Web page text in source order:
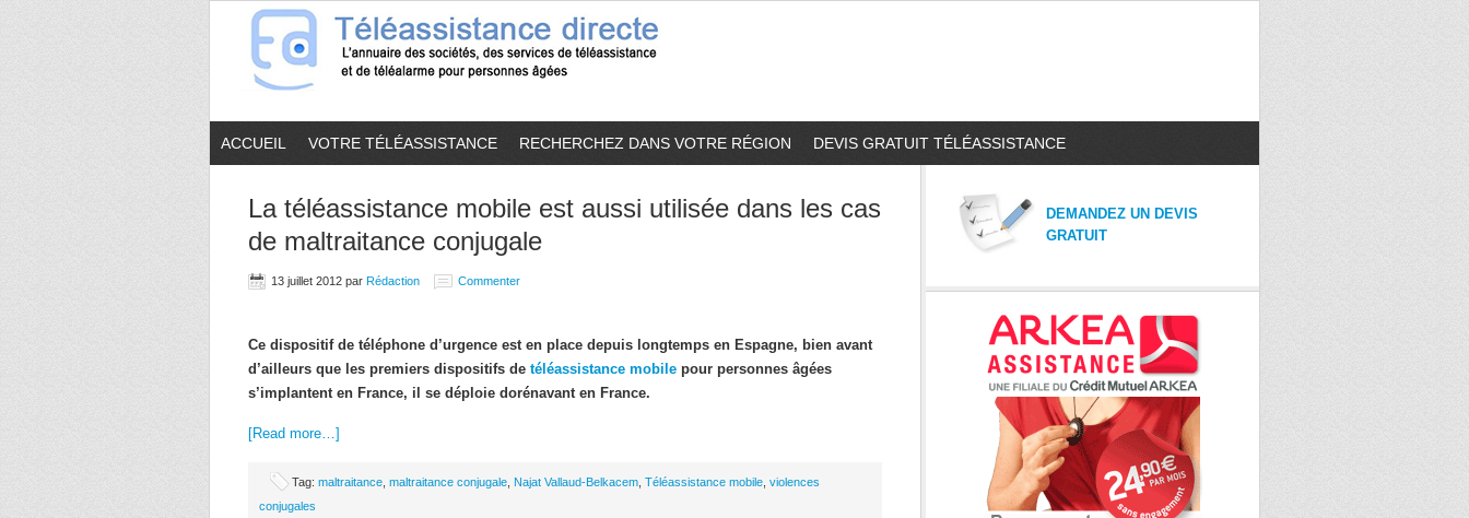
ACCUEIL VOTRE TÉLÉASSISTANCE RECHERCHEZ DANS VOTRE RÉGION DEVIS GRATUIT TÉLÉASSISTANCE
La téléassistance mobile est aussi utilisée dans les cas
de maltraitance conjugale
13 juillet 2012 par Rédaction Commenter
Ce dispositif de téléphone d’urgence est en place depuis longtemps en Espagne, bien avant
d’ailleurs que les premiers dispositifs de téléassistance mobile pour personnes âgées
s’implantent en France, il se déploie dorénavant en France.
[Read more…]
Tag: maltraitance maltraitance conjugale Najat Vallaud-Belkacem Téléassistance mobile violences
conjugales
DEMANDEZ UN DEVIS
GRATUIT